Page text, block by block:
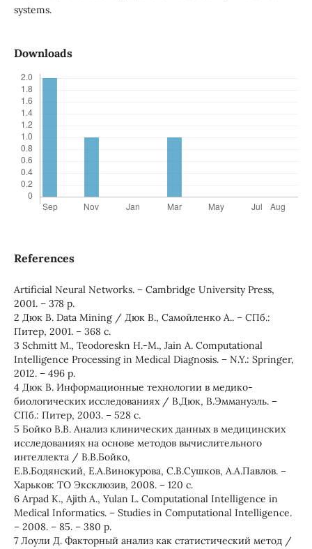
systems.
Downloads
References
Artificial Neural Networks. – Cambridge University Press,
2001. – 378 p.
2 Дюк В. Data Mining / Дюк В., Самойленко А.. – СПб.:
Питер, 2001. – 368 с.
3 Schmitt M., Teodoreskn H.-M., Jain A. Computational
Intelligence Processing in Medical Diagnosis. – N.Y.: Springer,
2012. – 496 p.
4 Дюк В. Информационные технологии в медико-
биологических исследованиях / В.Дюк, В.Эммануэль. –
СПб.: Питер, 2003. – 528 с.
5 Бойко В.В. Анализ клинических данных в медицинских
исследованиях на основе методов вычислительного
интеллекта / В.В.Бойко,
Е.В.Бодянский, Е.А.Винокурова, С.В.Сушков, А.А.Павлов. –
Харьков: ТО Эксклюзив, 2008. – 120 с.
6 Arpad K., Ajith A., Yulan L. Computational Intelligence in
Medical Informatics. – Studies in Computational Intelligence.
– 2008. – 85. – 380 p.
7 Лоули Д. Факторный анализ как статистический метод /